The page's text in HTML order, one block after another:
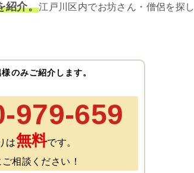
紹介。江戸川区内でお坊さん・僧侶を探し
のみご紹介します。
979-659
は無料です。
相談ください！